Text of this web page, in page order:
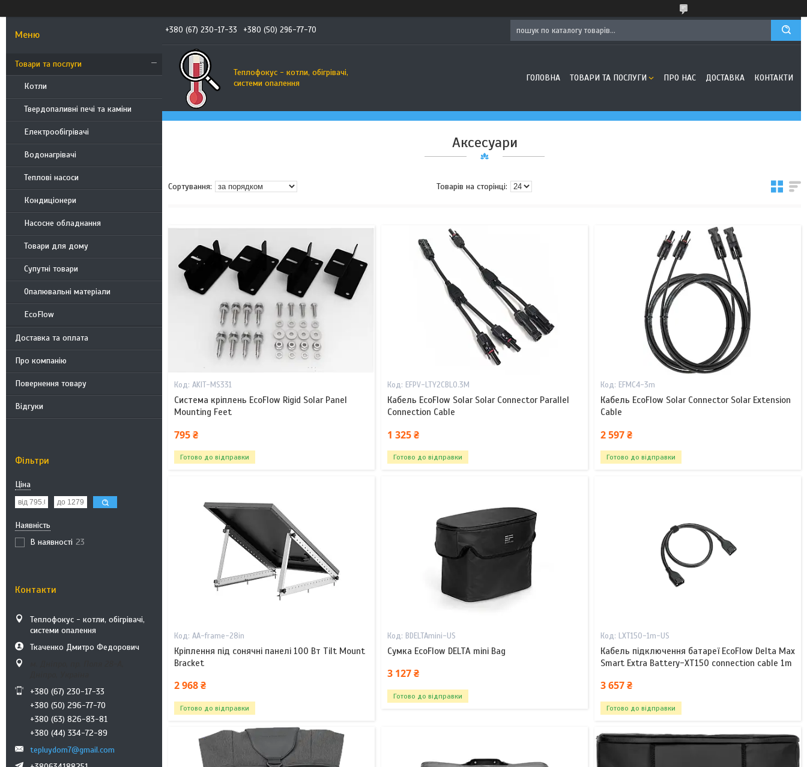
Товари та послуги
Котли
Твердопаливні печі та каміни
Електрообігрівачі
Водонагрівачі
Теплові насоси
Кондиціонери
Насосне обладнання
Товари для дому
Супутні товари
Опалювальні матеріали
EcoFlow
Доставка та оплата
Про компанію
Повернення товару
Відгуки
Фільтри
Ціна
Наявність
В наявності 23
Контакти
Теплофокус - котли, обігрівачі,
системи опалення
Ткаченко Дмитро Федорович
+380 (67) 230-17-33
+380 (50) 296-77-70
+380 (63) 826-83-81
+380 (44) 334-72-89
tepluydom7@gmail.com
+380 (67) 230-17-33 +380 (50) 296-77-70
Теплофокус - котли, обігрівачі,
системи опалення
ГОЛОВНА ТОВАРИ ТА ПОСЛУГИ ПРО НАС ДОСТАВКА КОНТАКТИ
Аксесуари
AKIT-MS331
Cистема кріплень EcoFlow Rigid Solar Panel
Mounting Feet
795 ₴
Готово до відправки
EFPV-LTY2CBL0.3M
Кабель EcoFlow Solar Solar Connector Parallel
Connection Cable
1 325 ₴
Готово до відправки
EFMC4-3m
Кабель EcoFlow Solar Connector Solar Extension
Cable
2 597 ₴
Готово до відправки
AA-frame-28in
Кріплення під сонячні панелі 100 Вт Tilt Mount
Bracket
2 968 ₴
Готово до відправки
BDELTAmini-US
Сумка EcoFlow DELTA mini Bag
3 127 ₴
Готово до відправки
LXT150-1m-US
Кабель підключення батареї EcoFlow Delta Max
Smart Extra Battery-XT150 connection cable 1m
3 657 ₴
Готово до відправки